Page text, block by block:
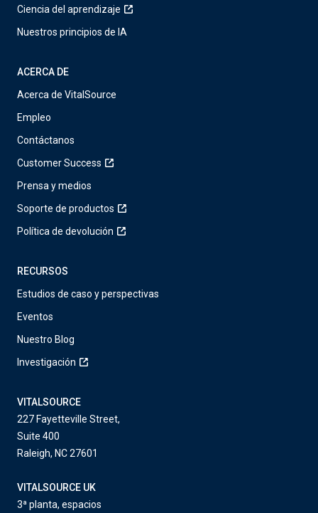
Ciencia del aprendizaje
Nuestros principios de IA
ACERCA DE
Acerca de VitalSource
Empleo
Contáctanos
Customer Success
Prensa y medios
Soporte de productos
Política de devolución
RECURSOS
Estudios de caso y perspectivas
Eventos
Nuestro Blog
Investigación
VITALSOURCE
227 Fayetteville Street,
Suite 400
Raleigh, NC 27601
VITALSOURCE UK
3ª planta, espacios